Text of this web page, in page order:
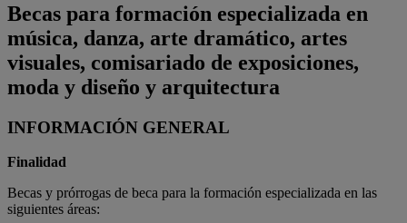
Becas para formación especializada en
música, danza, arte dramático, artes
visuales, comisariado de exposiciones,
moda y diseño y arquitectura
INFORMACIÓN GENERAL
Finalidad
Becas y prórrogas de beca para la formación especializada en las
siguientes áreas: